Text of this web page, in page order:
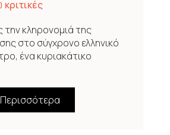
κριτικές
κληρονομιά της
στο σύγχρονο ελληνικό
ένα κυριακάτικο